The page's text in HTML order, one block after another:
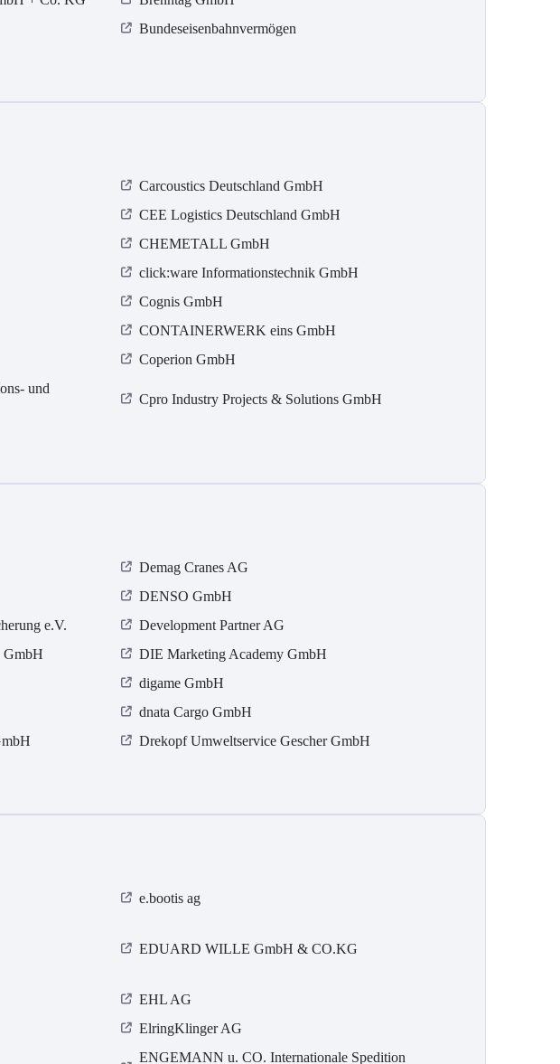
Bundeseisenbahnvermögen
Carcoustics Deutschland GmbH
CEE Logistics Deutschland GmbH
CHEMETALL GmbH
click:ware Informationstechnik GmbH
Cognis GmbH
CONTAINERWERK eins GmbH
Coperion GmbH
und
Cpro Industry Projects & Solutions GmbH
Demag Cranes AG
DENSO GmbH
e.V.
Development Partner AG
GmbH
DIE Marketing Academy GmbH
digame GmbH
dnata Cargo GmbH
Drekopf Umweltservice Gescher GmbH
e.bootis ag
EDUARD WILLE GmbH & CO.KG
EHL AG
ElringKlinger AG
ENGEMANN u. CO. Internationale Spedition